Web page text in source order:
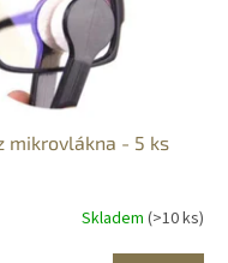
mikrovlákna - 5 ks
Skladem (>10 ks)